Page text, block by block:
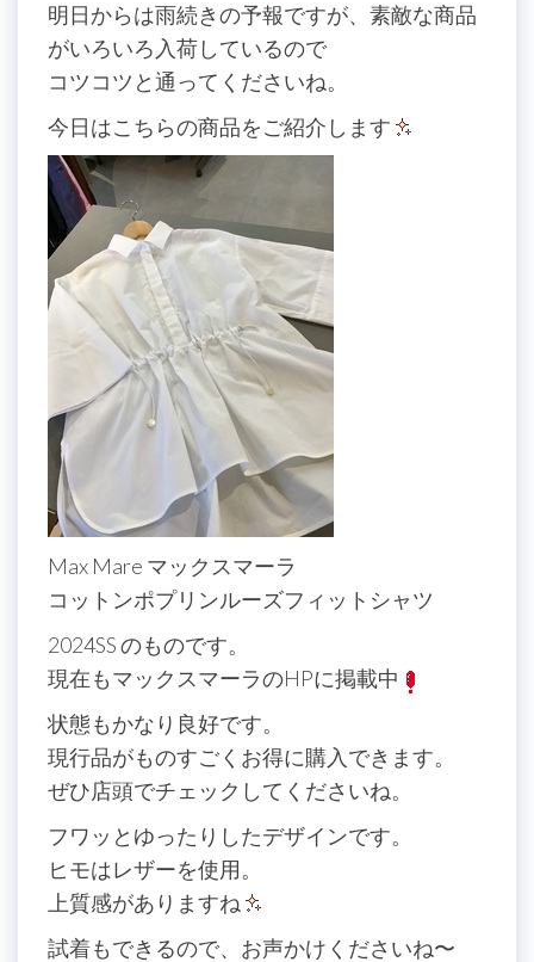
明日からは雨続きの予報ですが、素敵な商品
がいろいろ入荷しているので
コツコツと通ってくださいね。
今日はこちらの商品をご紹介します
Max Mare マックスマーラ
コットンポプリンルーズフィットシャツ
2024SS のものです。
現在もマックスマーラのHPに掲載中
状態もかなり良好です。
現行品がものすごくお得に購入できます。
ぜひ店頭でチェックしてくださいね。
フワッとゆったりしたデザインです。
ヒモはレザーを使用。
上質感がありますね
試着もできるので、お声かけくださいね〜